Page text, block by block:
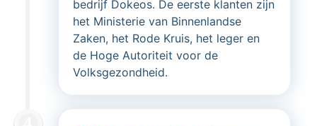
bedrijf Dokeos. De eerste klanten zijn
het Ministerie van Binnenlandse
Zaken, het Rode Kruis, het leger en
de Hoge Autoriteit voor de
Volksgezondheid.